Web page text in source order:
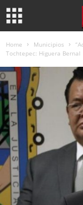
Home Municipios
Tochtepec: Higuera Bernal